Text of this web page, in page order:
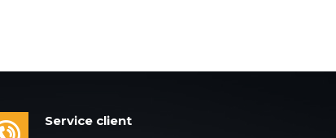
Service client